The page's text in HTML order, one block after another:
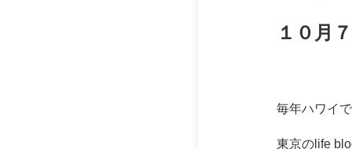
１０月
毎年ハワイ
東京のlife